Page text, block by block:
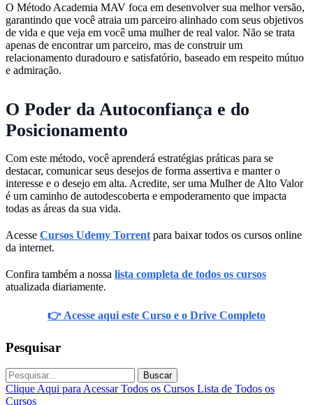
O Método Academia MAV foca em desenvolver sua melhor versão,
garantindo que você atraia um parceiro alinhado com seus objetivos
de vida e que veja em você uma mulher de real valor. Não se trata
apenas de encontrar um parceiro, mas de construir um
relacionamento duradouro e satisfatório, baseado em respeito mútuo
e admiração.
O Poder da Autoconfiança e do
Posicionamento
Com este método, você aprenderá estratégias práticas para se
destacar, comunicar seus desejos de forma assertiva e manter o
interesse e o desejo em alta. Acredite, ser uma Mulher de Alto Valor
é um caminho de autodescoberta e empoderamento que impacta
todas as áreas da sua vida.
Acesse Cursos Udemy Torrent para baixar todos os cursos online
da internet.
Confira também a nossa lista completa de todos os cursos
atualizada diariamente.
👉 Acesse aqui este Curso e o Drive Completo
Pesquisar
Buscar
Clique Aqui para Acessar Todos os Cursos Lista de Todos os
Cursos